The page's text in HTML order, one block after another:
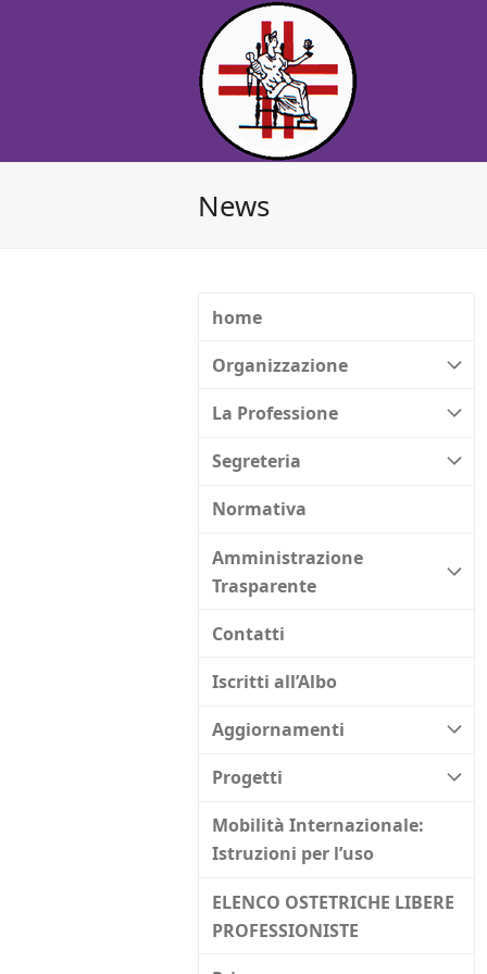
News
home
Organizzazione
La Professione
Segreteria
Normativa
Amministrazione
Trasparente
Contatti
Iscritti all’Albo
Aggiornamenti
Progetti
Mobilità Internazionale:
Istruzioni per l’uso
ELENCO OSTETRICHE LIBERE
PROFESSIONISTE